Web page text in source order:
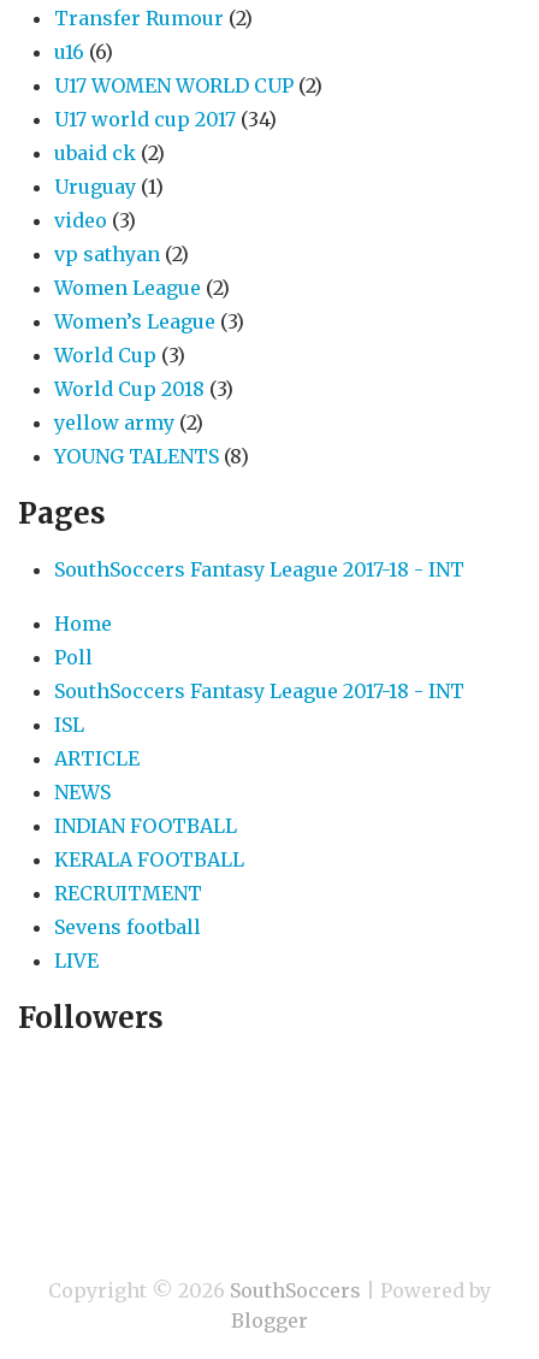
Transfer Rumour (2)
u16 (6)
U17 WOMEN WORLD CUP (2)
U17 world cup 2017 (34)
ubaid ck (2)
Uruguay (1)
video (3)
vp sathyan (2)
Women League (2)
Women’s League (3)
World Cup (3)
World Cup 2018 (3)
yellow army (2)
YOUNG TALENTS (8)
Pages
SouthSoccers Fantasy League 2017-18 - INT
Home
Poll
SouthSoccers Fantasy League 2017-18 - INT
ISL
ARTICLE
NEWS
INDIAN FOOTBALL
KERALA FOOTBALL
RECRUITMENT
Sevens football
LIVE
Followers
Copyright © 2026 SouthSoccers | Powered by
Blogger